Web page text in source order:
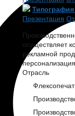
Презентация
осуществляет
рекламной
Отрасль